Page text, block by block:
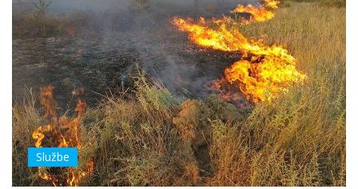
Službe